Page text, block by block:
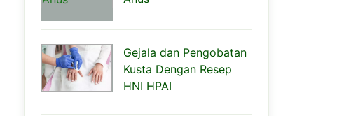
Gejala dan Pengobatan
Kusta Dengan Resep
HNI HPAI